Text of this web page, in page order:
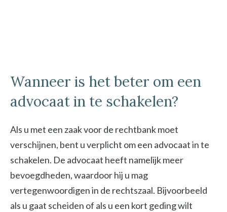
Wanneer is het beter om een
advocaat in te schakelen?
Als u met een zaak voor de rechtbank moet
verschijnen, bent u verplicht om een advocaat in te
schakelen. De advocaat heeft namelijk meer
bevoegdheden, waardoor hij u mag
vertegenwoordigen in de rechtszaal. Bijvoorbeeld
als u gaat scheiden of als u een kort geding wilt